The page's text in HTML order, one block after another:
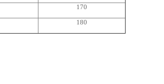
170
180